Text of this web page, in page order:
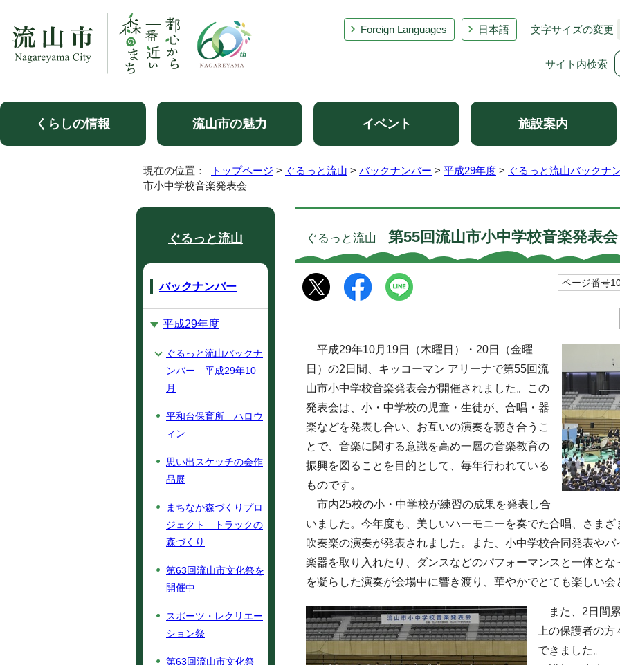
Foreign Languages 日本語 文字サイズの変更
サイト内検索
くらしの情報 流山市の魅力 イベント 施設案内
現在の位置： トップページ > ぐるっと流山 > バックナンバー > 平成29年度 > ぐるっと流山バック
市小中学校音楽発表会
ぐるっと流山 第55回流山市小中学校音楽発表会
ページ番号
平成29年10月19日（木曜日）・20日（金曜
日）の2日間、キッコーマン アリーナで第55回流
山市小中学校音楽発表会が開催されました。この
発表会は、小・中学校の児童・生徒が、合唱・器
楽などを発表し合い、お互いの演奏を聴き合うこ
とで、音楽に関する意識を高め一層の音楽教育の
振興を図ることを目的として、毎年行われている
ものです。
市内25校の小・中学校が練習の成果を発表し合
いました。今年度も、美しいハーモニーを奏でた合唱、さま
吹奏楽の演奏が発表されました。また、小中学校合同発表や
楽器を取り入れたり、ダンスなどのパフォーマンスと一体と
を凝らした演奏が会場中に響き渡り、華やかでとても楽しい会
また、2日間
上の保護者の
できました。
ぐるっと流山
バックナンバー
平成29年度
ぐるっと流山バックナ
ンバー 平成29年10
月
平和台保育所 ハロウ
ィン
思い出スケッチの会作
品展
まちなか森づくりプロ
ジェクト トラックの
森づくり
第63回流山市文化祭を
開催中
スポーツ・レクリエー
ション祭
第63回流山市文化祭